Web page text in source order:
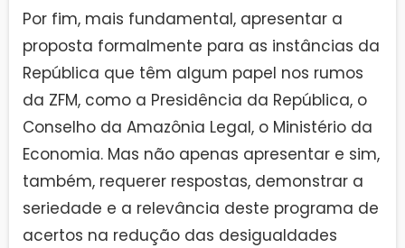
Por fim, mais fundamental, apresentar a
proposta formalmente para as instâncias da
República que têm algum papel nos rumos
da ZFM, como a Presidência da República, o
Conselho da Amazônia Legal, o Ministério da
Economia. Mas não apenas apresentar e sim,
também, requerer respostas, demonstrar a
seriedade e a relevância deste programa de
acertos na redução das desigualdades